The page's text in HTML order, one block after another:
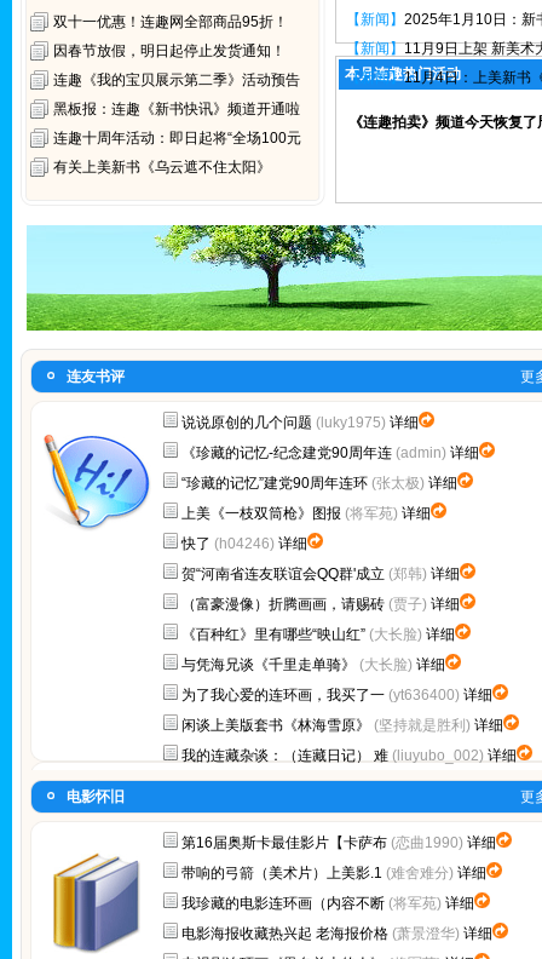
双十一优惠！连趣网全部商品95折！
因春节放假，明日起停止发货通知！
连趣《我的宝贝展示第二季》活动预告
黑板报：连趣《新书快讯》频道开通啦
连趣十周年活动：即日起将“全场100元
有关上美新书《乌云遮不住太阳》
【新闻】 2025年1月10日：新
【新闻】11月9日上架 新美术
【新闻】11月4日：上美新书
本月连趣热门活动
《连趣拍卖》频道今天恢复
连友书评 更
说说原创的几个问题 (luky1975) 详细
《珍藏的记忆-纪念建党90周年连 (admin) 详细
“珍藏的记忆”建党90周年连环 (张太极) 详细
上美《一枝双筒枪》图报 (将军苑) 详细
快了 (h04246) 详细
贺“河南省连友联谊会QQ群'成立 (郑韩) 详细
（富豪漫像）折腾画画，请赐砖 (贾子) 详细
《百种红》里有哪些“映山红” (大长脸) 详细
与凭海兄谈《千里走单骑》
(大长脸) 详细
为了我心爱的连环画，我买了一 (yt636400) 详细
闲谈上美版套书《林海雪原》
(坚持就是胜利) 详细
我的连藏杂谈：（连藏日记） 难 (liuyubo_002) 详细
电影怀旧 更
第16届奥斯卡最佳影片【卡萨布 (恋曲1990) 详细
带响的弓箭（美术片）上美影.1 (难舍难分) 详细
我珍藏的电影连环画（内容不断 (将军苑) 详细
电影海报收藏热兴起 老海报价格 (萧景澄华) 详细